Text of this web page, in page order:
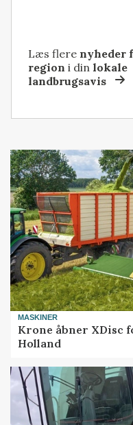
Læs flere nyheder
region i dinlokale
landbrugsavis
MASKINER
Krone åbner XDisc
Holland